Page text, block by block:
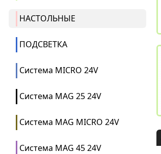
НАСТОЛЬНЫЕ
ПОДСВЕТКА
Система MICRO 24V
Система MAG 25 24V
Система MAG MICRO 24V
Система MAG 45 24V